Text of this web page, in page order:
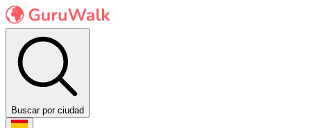
Buscar por ciudad